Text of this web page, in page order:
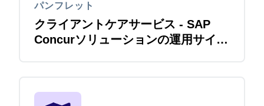
パンフレット
クライアントケアサービス - SAP
Concurソリューションの運用サイク